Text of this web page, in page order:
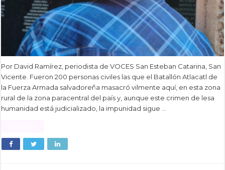
Por David Ramírez, periodista de VOCES San Esteban Catarina, San
Vicente. Fueron 200 personas civiles las que el Batallón Atlacatl de
la Fuerza Armada salvadoreña masacró vilmente aquí, en esta zona
rural de la zona paracentral del país y, aunque este crimen de lesa
humanidad está judicializado, la impunidad sigue …